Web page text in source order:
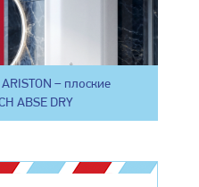
– плоские
ABSE DRY